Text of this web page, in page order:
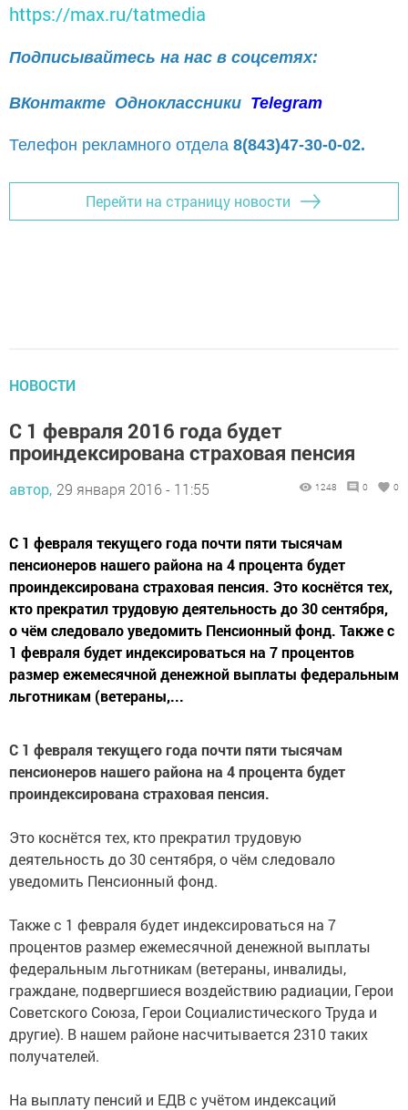
https://max.ru/tatmedia
Подписывайтесь на нас в соцсетях:
ВКонтакте Одноклассники Telegram
Телефон рекламного отдела 8(843)47-30-0-02.
Перейти на страницу новости
НОВОСТИ
С 1 февраля 2016 года будет
проиндексирована страховая пенсия
автор, 29 января 2016 - 11:55 1248 0 0
С 1 февраля текущего года почти пяти тысячам
пенсионеров нашего района на 4 процента будет
проиндексирована страховая пенсия. Это коснётся тех,
кто прекратил трудовую деятельность до 30 сентября,
о чём следовало уведомить Пенсионный фонд. Также с
1 февраля будет индексироваться на 7 процентов
размер ежемесячной денежной выплаты федеральным
льготникам (ветераны,...
С 1 февраля текущего года почти пяти тысячам
пенсионеров нашего района на 4 процента будет
проиндексирована страховая пенсия.
Это коснётся тех, кто прекратил трудовую
деятельность до 30 сентября, о чём следовало
уведомить Пенсионный фонд.
Также с 1 февраля будет индексироваться на 7
процентов размер ежемесячной денежной выплаты
федеральным льготникам (ветераны, инвалиды,
граждане, подвергшиеся воздействию радиации, Герои
Советского Союза, Герои Социалистического Труда и
другие). В нашем районе насчитывается 2310 таких
получателей.
На выплату пенсий и ЕДВ с учётом индексаций